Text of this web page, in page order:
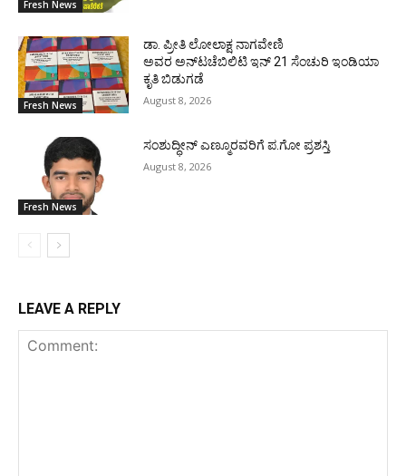
Fresh News
Fresh News
ಡಾ. ಪ್ರೀತಿ ಲೋಲಾಕ್ಷ ನಾಗವೇಣಿ
ಅವರ ಅನ್‌ಟಚೆಬಿಲಿಟಿ ಇನ್ 21 ಸೆಂಚುರಿ ಇಂಡಿಯಾ
ಕೃತಿ ಬಿಡುಗಡೆ
August 8, 2026
Fresh News
ಸಂಶುದ್ಧೀನ್ ಎಣ್ಮೂರವರಿಗೆ ಪ.ಗೋ ಪ್ರಶಸ್ತಿ
August 8, 2026
LEAVE A REPLY